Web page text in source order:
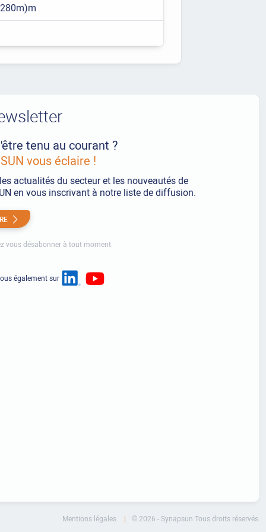
tenu au courant ?
vous éclaire !
actualités du secteur et les nouveautés de
en vous inscrivant à notre liste de diffusion.
vous désabonner à tout moment.
également sur
Mentions légales © 2026 - Synapsun Tous droits réservés.